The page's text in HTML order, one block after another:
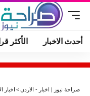
أحدث الاخبار الأكثر
صراحة نيوز | اخبار - الاردن> اخبار